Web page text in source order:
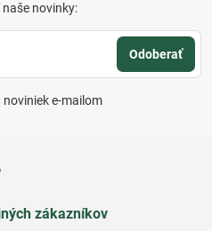
novinky:
Odoberať
e-mailom
zákazníkov